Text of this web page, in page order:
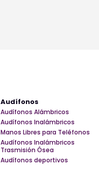
Audífonos
Audífonos Alámbricos
Audífonos Inalámbricos
Manos Libres para Teléfonos
Audífonos Inalámbricos
Trasmisión Ósea
Audífonos deportivos